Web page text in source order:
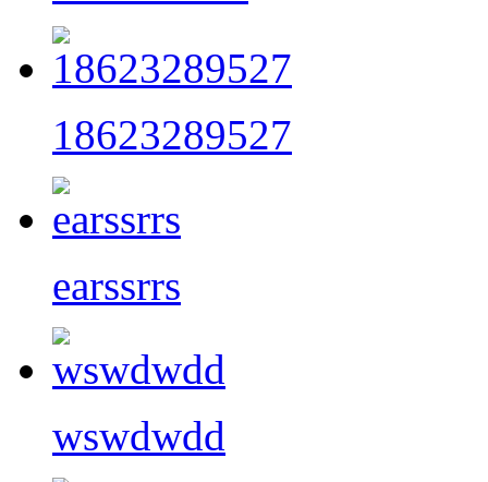
18623289527
earssrrs
wswdwdd